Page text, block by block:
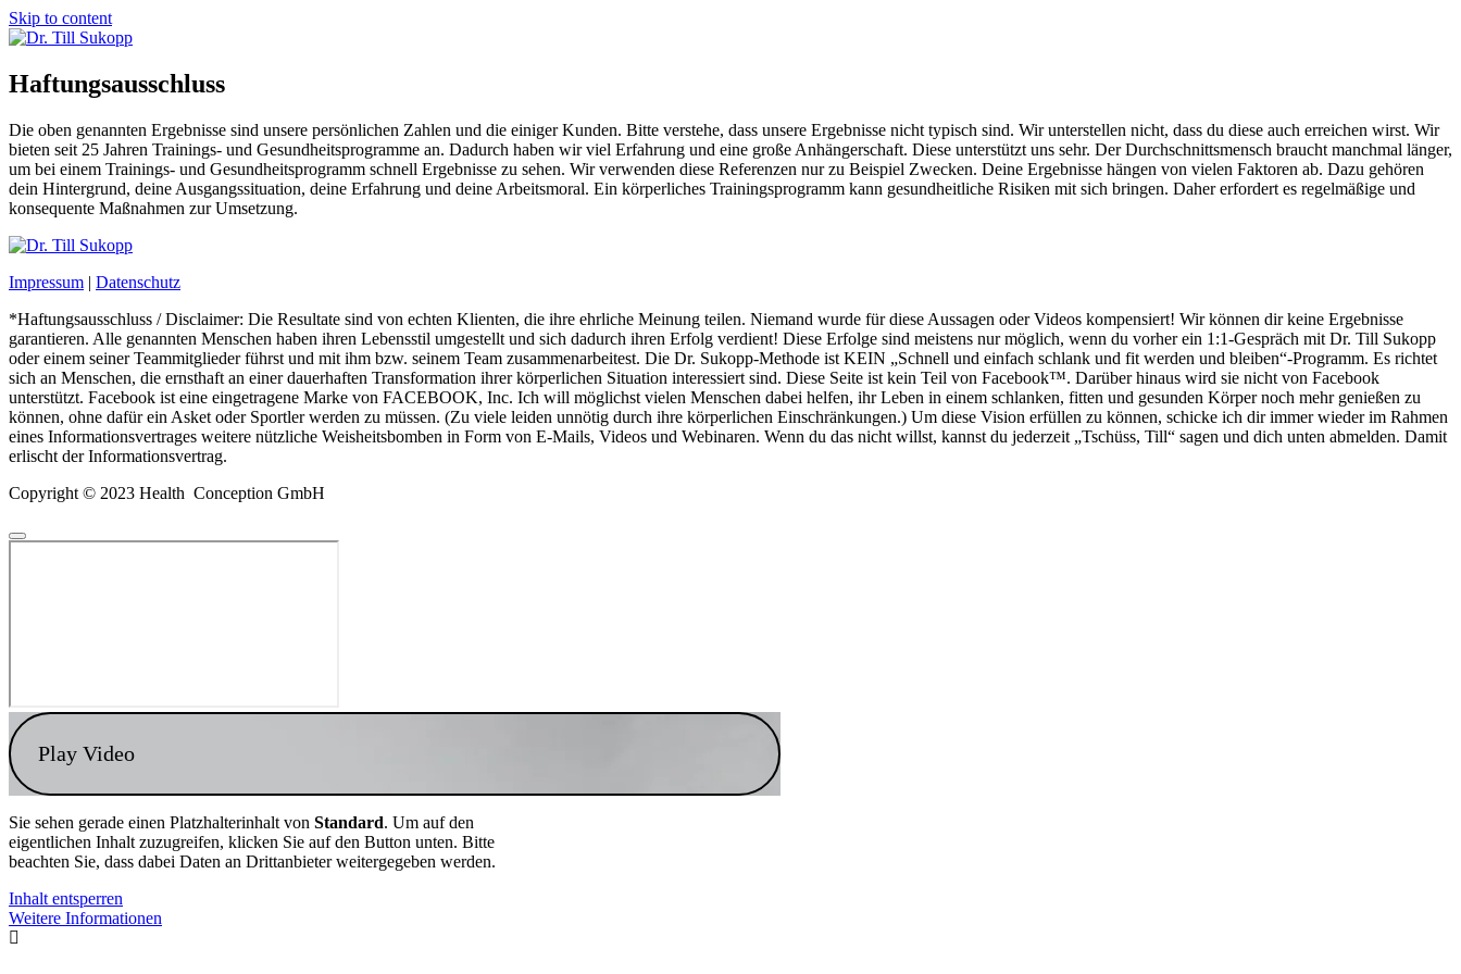
Skip to content
Haftungsausschluss
Die oben genannten Ergebnisse sind unsere persönlichen Zahlen und die einiger Kunden. Bitte verstehe, dass unsere Ergebnisse nicht typisch sind. Wir unterstellen nicht, dass du diese auch erreichen wirst. Wir
bieten seit 25 Jahren Trainings- und Gesundheitsprogramme an. Dadurch haben wir viel Erfahrung und eine große Anhängerschaft. Diese unterstützt uns sehr. Der Durchschnittsmensch braucht manchmal länger,
um bei einem Trainings- und Gesundheitsprogramm schnell Ergebnisse zu sehen. Wir verwenden diese Referenzen nur zu Beispiel Zwecken. Deine Ergebnisse hängen von vielen Faktoren ab. Dazu gehören
dein Hintergrund, deine Ausgangssituation, deine Erfahrung und deine Arbeitsmoral. Ein körperliches Trainingsprogramm kann gesundheitliche Risiken mit sich bringen. Daher erfordert es regelmäßige und
konsequente Maßnahmen zur Umsetzung.
Impressum | Datenschutz
*Haftungsausschluss / Disclaimer: Die Resultate sind von echten Klienten, die ihre ehrliche Meinung teilen. Niemand wurde für diese Aussagen oder Videos kompensiert! Wir können dir keine Ergebnisse
garantieren. Alle genannten Menschen haben ihren Lebensstil umgestellt und sich dadurch ihren Erfolg verdient! Diese Erfolge sind meistens nur möglich, wenn du vorher ein 1:1-Gespräch mit Dr. Till Sukopp
oder einem seiner Teammitglieder führst und mit ihm bzw. seinem Team zusammenarbeitest. Die Dr. Sukopp-Methode ist KEIN „Schnell und einfach schlank und fit werden und bleiben“-Programm. Es richtet
sich an Menschen, die ernsthaft an einer dauerhaften Transformation ihrer körperlichen Situation interessiert sind. Diese Seite ist kein Teil von Facebook™. Darüber hinaus wird sie nicht von Facebook
unterstützt. Facebook ist eine eingetragene Marke von FACEBOOK, Inc. Ich will möglichst vielen Menschen dabei helfen, ihr Leben in einem schlanken, fitten und gesunden Körper noch mehr genießen zu
können, ohne dafür ein Asket oder Sportler werden zu müssen. (Zu viele leiden unnötig durch ihre körperlichen Einschränkungen.) Um diese Vision erfüllen zu können, schicke ich dir immer wieder im Rahmen
eines Informationsvertrages weitere nützliche Weisheitsbomben in Form von E-Mails, Videos und Webinaren. Wenn du das nicht willst, kannst du jederzeit „Tschüss, Till“ sagen und dich unten abmelden. Damit
erlischt der Informationsvertrag.
Copyright © 2023 Health Conception GmbH
Play Video
Sie sehen gerade einen Platzhalterinhalt von Standard. Um auf den
eigentlichen Inhalt zuzugreifen, klicken Sie auf den Button unten. Bitte
beachten Sie, dass dabei Daten an Drittanbieter weitergegeben werden.
Inhalt entsperren
Weitere Informationen